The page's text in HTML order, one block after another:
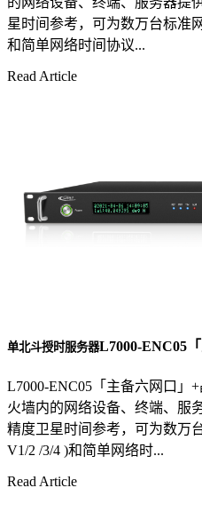
星时间参考，可为数万台标准
和简单网络时间协议...
Read Article
单北斗授时服务器L7000-ENC05
L7000-ENC05「主备六网口」
火墙内的网络设备、终端、服
精度卫星时间参考，可为数万
V1/2 /3/4 )和简单网络时...
Read Article